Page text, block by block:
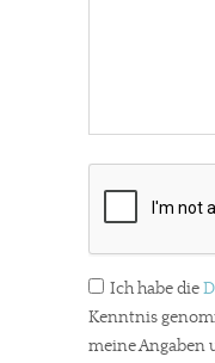
Ich habe die
Kenntnis
meine Angaben